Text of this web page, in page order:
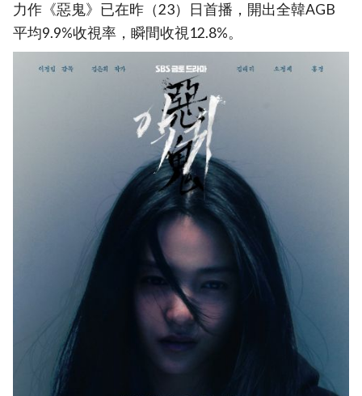
力作《惡鬼》已在昨（23）日首播，開出全韓AGB
平均9.9%收視率，瞬間收視12.8%。